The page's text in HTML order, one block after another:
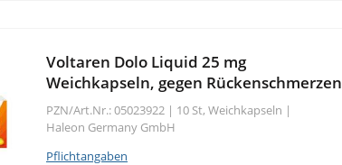
Voltaren Dolo Liquid 25 mg
Weichkapseln, gegen Rückenschmerzen
PZN/Art.Nr.: 05023922 | 10 St, Weichkapseln |
Haleon Germany GmbH
Pflichtangaben